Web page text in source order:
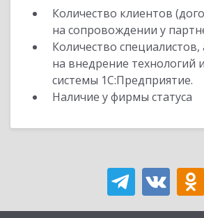
Количество клиентов
на сопровождении у
Количество
на внедрение технологий
системы 1С:Предприятие.
Наличие у фирмы статуса